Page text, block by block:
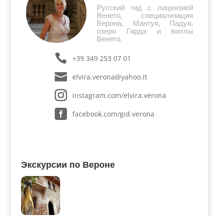
Русский гид с лицензией
Венето, специализация
Верона, Мантуя, Падуя,
озеро Гарда и виллы
Венето.
+39 349 253 07 01
elvira.verona@yahoo.it
instagram.com/elvira.verona
facebook.com/gid.verona
Экскурсии по Вероне